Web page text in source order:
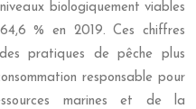
biologiquement viables
% en 2019. Ces chiffres
pratiques de pêche plus
responsable pour
marines et de la